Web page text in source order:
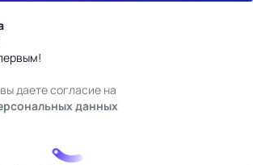
даете согласие на
данных